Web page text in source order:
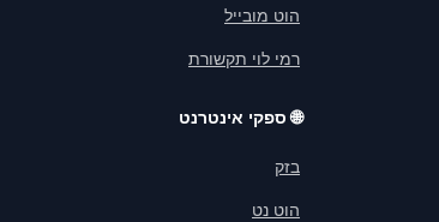
הוט מובייל
רמי לוי תקשורת
🌐ספקי אינטרנט
בזק
הוט נט